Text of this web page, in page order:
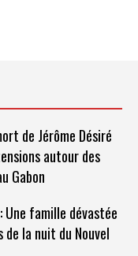
de Jérôme Désiré
autour des
Gabon
Une famille dévastée
la nuit du Nouvel